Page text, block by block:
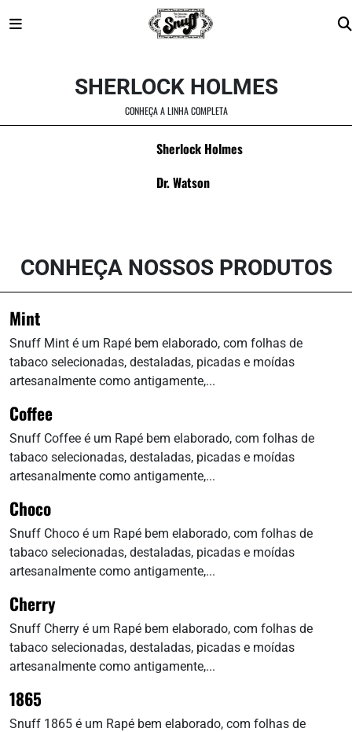
SHERLOCK HOLMES
CONHEÇA A LINHA COMPLETA
Sherlock Holmes
Dr. Watson
CONHEÇA NOSSOS PRODUTOS
Mint
Snuff Mint é um Rapé bem elaborado, com folhas de
tabaco selecionadas, destaladas, picadas e moídas
artesanalmente como antigamente,...
Coffee
Snuff Coffee é um Rapé bem elaborado, com folhas de
tabaco selecionadas, destaladas, picadas e moídas
artesanalmente como antigamente,...
Choco
Snuff Choco é um Rapé bem elaborado, com folhas de
tabaco selecionadas, destaladas, picadas e moídas
artesanalmente como antigamente,...
Cherry
Snuff Cherry é um Rapé bem elaborado, com folhas de
tabaco selecionadas, destaladas, picadas e moídas
artesanalmente como antigamente,...
1865
Snuff 1865 é um Rapé bem elaborado, com folhas de